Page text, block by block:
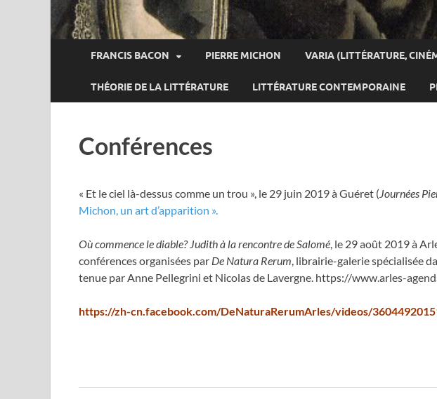
FRANCIS BACON PIERRE MICHON VARIA (LITTÉRATURE,
THÉORIE DE LA LITTÉRATURE LITTÉRATURE CONTEMPORAINE
Conférences
« Et le ciel là-dessus comme un trou », le 29 juin 2019 à Guéret (Journées
Michon, un art d’apparition ».
Où commence le diable? Judith à la rencontre de Salomé, le 29 août 2019 à
conférences organisées par De Natura Rerum, librairie-galerie spécialisée
tenue par Anne Pellegrini et Nicolas de Lavergne. https://www.arles-
https://zh-cn.facebook.com/DeNaturaRerumArles/videos/